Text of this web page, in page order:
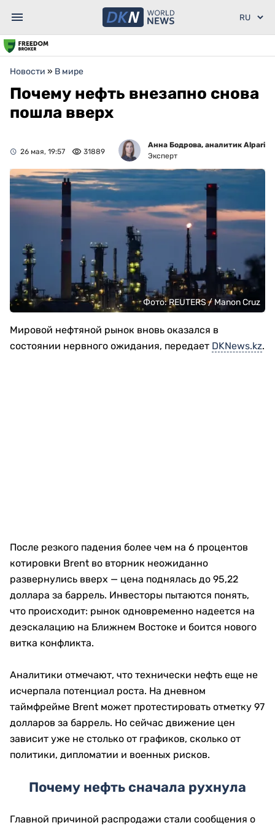
Новости » В мире
Почему нефть внезапно снова
пошла вверх
26 мая, 19:57 31889
Анна Бодрова, аналитик Alpari
Эксперт
Фото: REUTERS / Manon Cruz
Мировой нефтяной рынок вновь оказался в
состоянии нервного ожидания, передает DKNews.kz.
После резкого падения более чем на 6 процентов
котировки Brent во вторник неожиданно
развернулись вверх — цена поднялась до 95,22
доллара за баррель. Инвесторы пытаются понять,
что происходит: рынок одновременно надеется на
деэскалацию на Ближнем Востоке и боится нового
витка конфликта.
Аналитики отмечают, что технически нефть еще не
исчерпала потенциал роста. На дневном
таймфрейме Brent может протестировать отметку 97
долларов за баррель. Но сейчас движение цен
зависит уже не столько от графиков, сколько от
политики, дипломатии и военных рисков.
Почему нефть сначала рухнула
Главной причиной распродажи стали сообщения о